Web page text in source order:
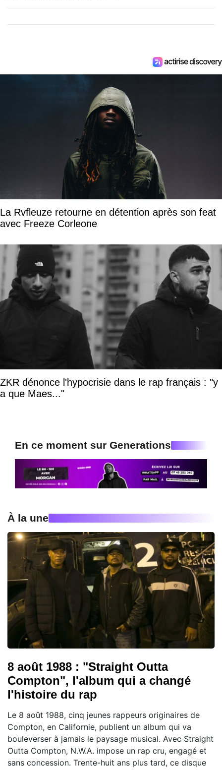
La Rvfleuze retourne en détention après son feat
avec Freeze Corleone
ZKR dénonce l'hypocrisie dans le rap français : "y
a que Maes..."
En ce moment sur Generations
À la une
8 août 1988 : "Straight Outta
Compton", l'album qui a changé
l'histoire du rap
Le 8 août 1988, cinq jeunes rappeurs originaires de
Compton, en Californie, publient un album qui va
bouleverser à jamais le paysage musical. Avec Straight
Outta Compton, N.W.A. impose un rap cru, engagé et
sans concession. Trente-huit ans plus tard, ce disque